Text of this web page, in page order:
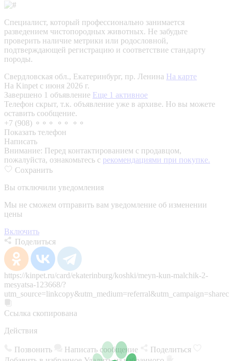
Специалист, который профессионально занимается
разведением чистопородных животных. Не забудьте
проверить наличие метрики или родословной,
подтверждающей регистрацию и соответствие стандарту
породы.
Свердловская обл., Екатеринбург, пр. Ленина На карте
На Kinpet c июня 2026 г.
Завершено 1 объявление Еще 1 активное
Телефон скрыт, т.к. объявление уже в архиве. Но вы можете
оставить сообщение.
+7 (908) ⚬⚬⚬ ⚬⚬ ⚬⚬
Показать телефон
Написать
Внимание: Перед контактированием с продавцом,
пожалуйста, ознакомьтесь с рекомендациями при покупке.
Сохранить
Вы отключили уведомления
Мы не сможем отправить вам уведомление об изменении
цены
Включить
Поделиться
https://kinpet.ru/card/ekaterinburg/koshki/meyn-kun-malchik-2-
mesyatsa-123668/?
Ссылка скопирована
Действия
Позвонить Написать сообщение
Поделиться